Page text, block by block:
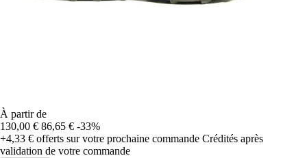
À partir de
130,00 € 86,65 € -33%
+4,33 € offerts sur votre prochaine commande Crédités après
validation de votre commande